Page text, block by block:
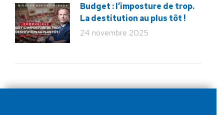
Budget : l’imposture de trop.
La destitution au plus tôt !
24 novembre 2025